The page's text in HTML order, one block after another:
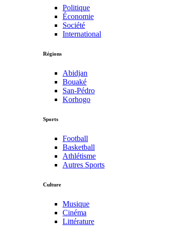
Politique
Économie
Société
International
Régions
Abidjan
Bouaké
San-Pédro
Korhogo
Sports
Football
Basketball
Athlétisme
Autres Sports
Culture
Musique
Cinéma
Littérature